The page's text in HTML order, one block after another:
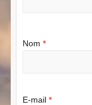
Nom *
E-mail *